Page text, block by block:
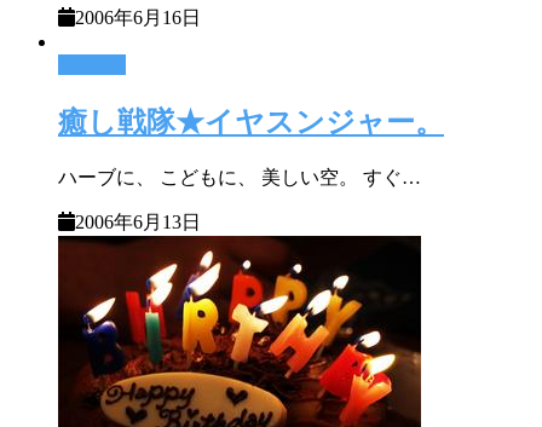
2006年6月16日
癒し戦隊★イヤスンジャー。
ハーブに、 こどもに、 美しい空。 すぐ…
2006年6月13日